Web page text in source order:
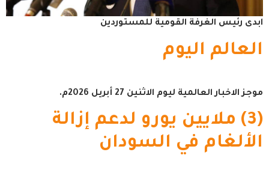
ابدى رئيس الغرفة القومية للمستوردين
العالم اليوم
موجز الاخبار العالمية ليوم الاثنين 27 أبريل 2026م.
(3) ملايين يورو لدعم إزالة
الألغام في السودان